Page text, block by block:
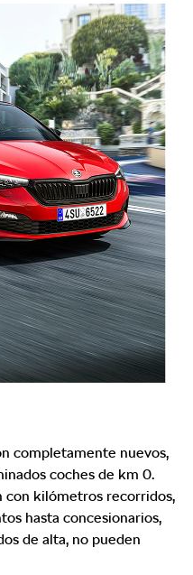
completamente nuevos,
coches de km 0.
con kilómetros recorridos,
hasta concesionarios,
de alta, no pueden